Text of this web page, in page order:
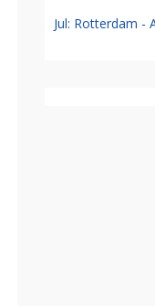
Jul: Rotterdam -